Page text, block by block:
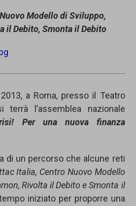
Modello di Sviluppo,
il Debito, Smonta il Debito
a Roma, presso il Teatro
terrà l’assemblea nazionale
Per una nuova finanza
di un percorso che alcune reti
Italia, Centro Nuovo Modello
Rivolta il Debito e Smonta il
iniziato per proporre una